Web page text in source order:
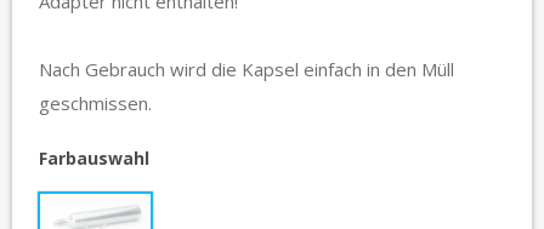
Nach Gebrauch wird die Kapsel einfach in den Müll
geschmissen.
Farbauswahl